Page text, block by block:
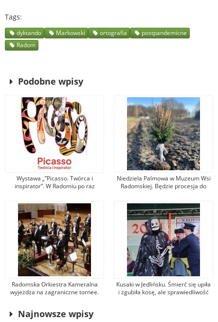
Tags
dyktando Markowski ortografia
postpandemicne
Radom
Podobne wpisy
Wystawa „”Picasso. Twórca i
inspirator”. W Radomiu po raz
legendarnego artysty
Niedziela Palmowa w Muzeum Wsi
Radomskiej. Będzie procesja do
warsztaty
Radomska Orkiestra Kameralna
wyjeżdża na zagraniczne tornee.
koncertowych Niemiec
Kusaki w Jedlińsku. Śmierć się upiła
i zgubiła kosę, ale sprawiedliwość
Najnowsze wpisy